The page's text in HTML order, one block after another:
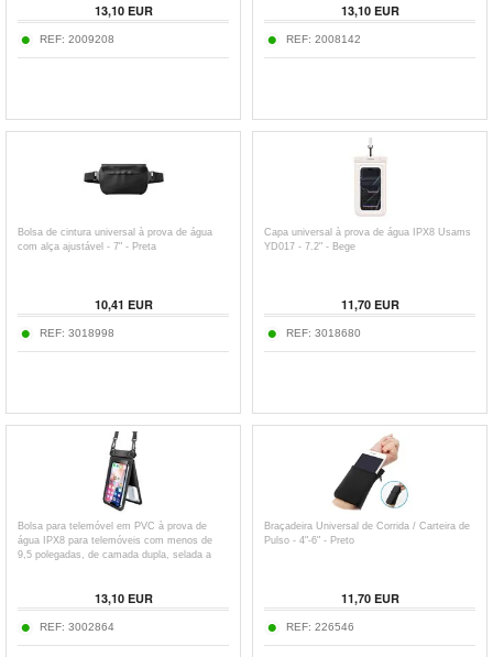
13,10EUR
REF: 2009208
13,10EUR
REF: 2008142
Bolsa de cintura universal à prova de água
com alça ajustável - 7" - Preta
10,41 EUR
REF: 3018998
Capa universal à prova de água IPX8 Usams
YD017 - 7.2" - Bege
11,70EUR
REF: 3018680
Bolsa para telemóvel em PVC à prova de
água IPX8 para telemóveis com menos de
9,5 polegadas, de camada dupla, selada a
13,10EUR
REF: 3002864
Braçadeira Universal de Corrida / Carteira de
Pulso - 4"-6" - Preto
11,70EUR
REF: 226546